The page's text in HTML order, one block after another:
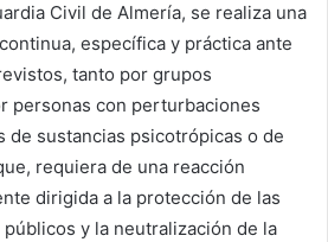
Civil de Almería, se realiza una
específica y práctica ante
tanto por grupos
personas con perturbaciones
de sustancias psicotrópicas o de
requiera de una reacción
dirigida a la protección de las
y la neutralización de la